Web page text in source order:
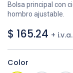
Bolsa principal con
hombro ajustable.
$ 165.24 + i.v.a.
Color